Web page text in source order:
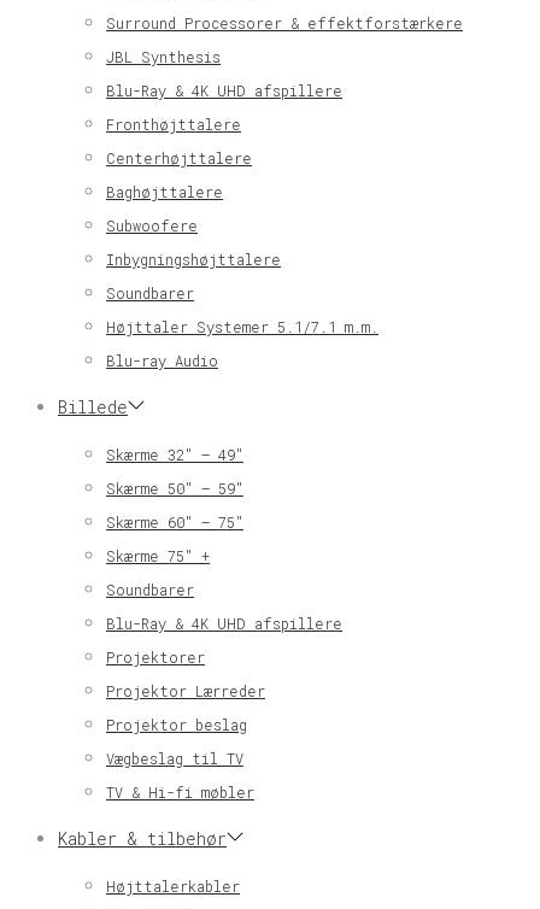
Surround Processorer & effektforstærkere
JBL Synthesis
Blu-Ray & 4K UHD afspillere
Fronthøjttalere
Centerhøjttalere
Baghøjttalere
Subwoofere
Inbygningshøjttalere
Soundbarer
Højttaler Systemer 5.1/7.1 m.m.
Blu-ray Audio
Billede
Skærme 32″ – 49″
Skærme 50″ – 59″
Skærme 60″ – 75″
Skærme 75″ +
Soundbarer
Blu-Ray & 4K UHD afspillere
Projektorer
Projektor Lærreder
Projektor beslag
Vægbeslag til TV
TV & Hi-fi møbler
Kabler & tilbehør
Højttalerkabler